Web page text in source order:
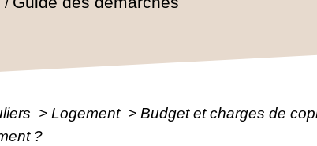
> Logement > Budget et charges de
?